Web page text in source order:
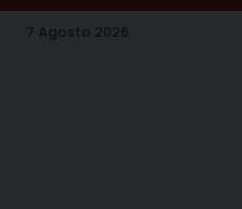
Skip
7 Agosto 2026